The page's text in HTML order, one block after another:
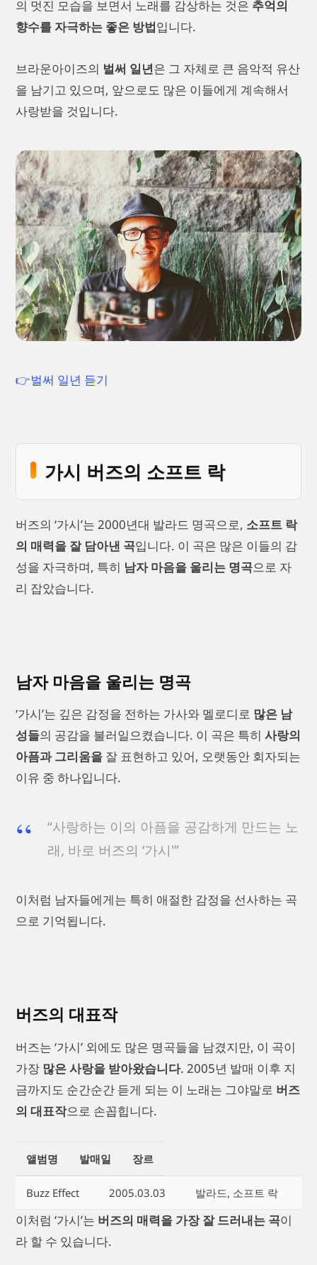
의 멋진 모습을 보면서 노래를 감상하는 것은 추억의
향수를 자극하는 좋은 방법입니다.
브라운아이즈의 벌써 일년은 그 자체로 큰 음악적 유산
을 남기고 있으며, 앞으로도 많은 이들에게 계속해서
사랑받을 것입니다.
👉벌써 일년 듣기
가시 버즈의 소프트 락
버즈의 ‘가시’는 2000년대 발라드 명곡으로, 소프트 락
의 매력을 잘 담아낸 곡입니다. 이 곡은 많은 이들의 감
성을 자극하며, 특히 남자 마음을 울리는 명곡으로 자
리 잡았습니다.
남자 마음을 울리는 명곡
‘가시’는 깊은 감정을 전하는 가사와 멜로디로 많은 남
성들의 공감을 불러일으켰습니다. 이 곡은 특히 사랑의
아픔과 그리움을 잘 표현하고 있어, 오랫동안 회자되는
이유 중 하나입니다.
“사랑하는 이의 아픔을 공감하게 만드는 노
래, 바로 버즈의 ‘가시'”
이처럼 남자들에게는 특히 애절한 감정을 선사하는 곡
으로 기억됩니다.
버즈의 대표작
버즈는 ‘가시’ 외에도 많은 명곡들을 남겼지만, 이 곡이
가장 많은 사랑을 받아왔습니다. 2005년 발매 이후 지
금까지도 순간순간 듣게 되는 이 노래는 그야말로 버즈
의 대표작으로 손꼽힙니다.
앨범명 발매일 장르
Buzz Effect 2005.03.03 발라드, 소프트 락
이처럼 ‘가시’는 버즈의 매력을 가장 잘 드러내는 곡이
라 할 수 있습니다.